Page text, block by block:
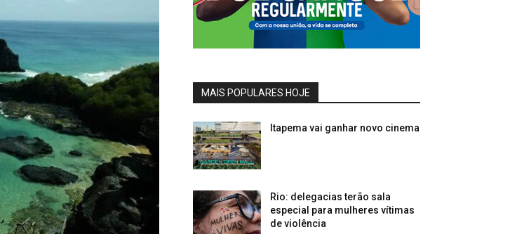
MAIS POPULARES HOJE
Itapema vai ganhar novo cinema
Rio: delegacias terão sala
especial para mulheres vítimas
de violência